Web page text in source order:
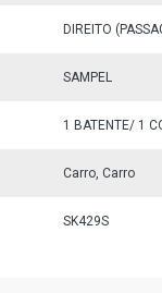
DIREITO
SAMPEL
1 BATENTE/ 1
Carro, Carro
SK429S